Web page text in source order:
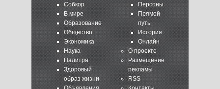
Собкор
В мире
Образование
Общество
Экономика
Наука
Палитра
Здоровый
образ жизни
Персоны
Прямой
путь
История
Онлайн
О проекте
Размещение
рекламы
RSS